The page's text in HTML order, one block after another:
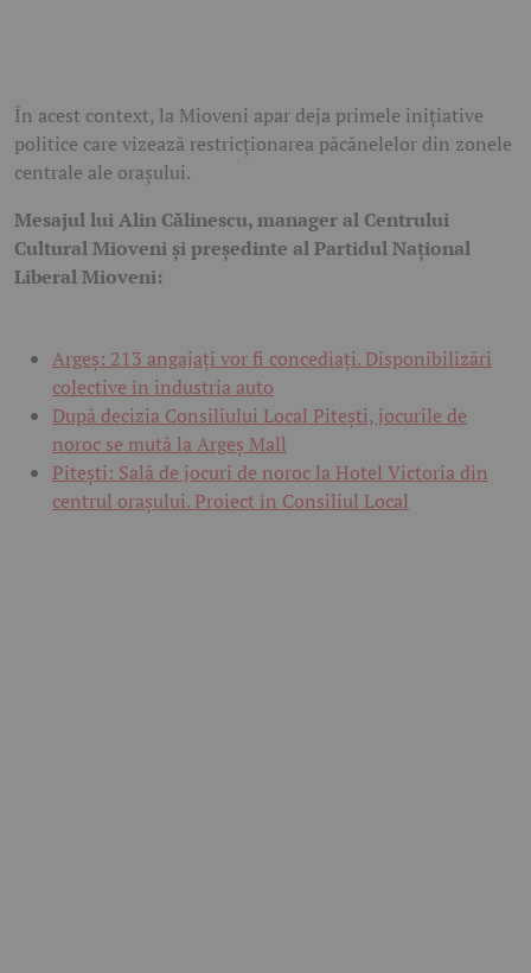
În acest context, la Mioveni apar deja primele inițiative
politice care vizează restricționarea păcănelelor din zonele
centrale ale orașului.
Mesajul lui Alin Călinescu, manager al Centrului
Cultural Mioveni și președinte al Partidul Național
Liberal Mioveni:
Argeș: 213 angajați vor fi concediați. Disponibilizări
colective în industria auto
După decizia Consiliului Local Pitești, jocurile de
noroc se mută la Argeș Mall
Pitești: Sală de jocuri de noroc la Hotel Victoria din
centrul orașului. Proiect în Consiliul Local